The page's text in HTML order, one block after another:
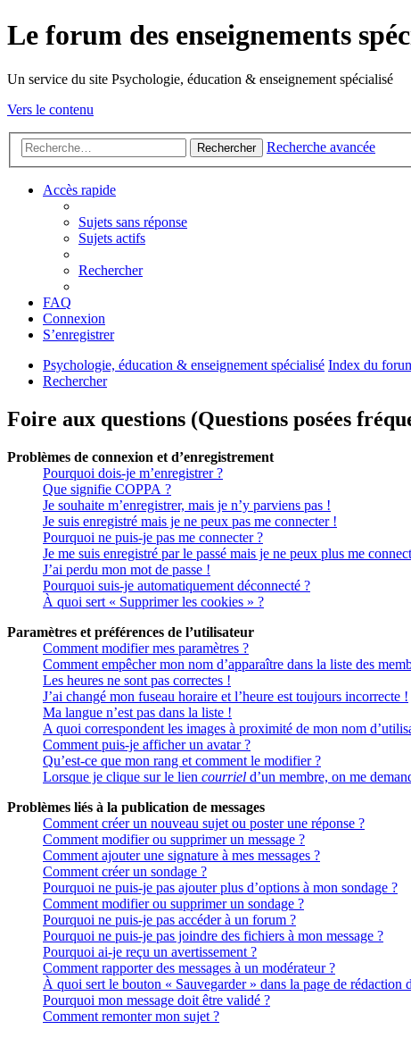
Le forum des enseignements
Un service du site Psychologie, éducation & enseignement spécialisé
Vers le contenu
Rechercher Recherche avancée
Accès rapide
Sujets sans réponse
Sujets actifs
Rechercher
FAQ
Connexion
S’enregistrer
Psychologie, éducation & enseignement spécialisé Index du
Rechercher
Foire aux questions (Questions posées
Problèmes de connexion et d’enregistrement
Pourquoi dois-je m’enregistrer ?
Que signifie COPPA ?
Je souhaite m’enregistrer, mais je n’y parviens pas !
Je suis enregistré mais je ne peux pas me connecter !
Pourquoi ne puis-je pas me connecter ?
Je me suis enregistré par le passé mais je ne peux plus me
J’ai perdu mon mot de passe !
Pourquoi suis-je automatiquement déconnecté ?
À quoi sert « Supprimer les cookies » ?
Paramètres et préférences de l’utilisateur
Comment modifier mes paramètres ?
Comment empêcher mon nom d’apparaître dans la liste des
Les heures ne sont pas correctes !
J’ai changé mon fuseau horaire et l’heure est toujours incorrecte !
Ma langue n’est pas dans la liste !
A quoi correspondent les images à proximité de mon nom
Comment puis-je afficher un avatar ?
Qu’est-ce que mon rang et comment le modifier ?
Lorsque je clique sur le lien courriel d’un membre, on me
Problèmes liés à la publication de messages
Comment créer un nouveau sujet ou poster une réponse ?
Comment modifier ou supprimer un message ?
Comment ajouter une signature à mes messages ?
Comment créer un sondage ?
Pourquoi ne puis-je pas ajouter plus d’options à mon sondage ?
Comment modifier ou supprimer un sondage ?
Pourquoi ne puis-je pas accéder à un forum ?
Pourquoi ne puis-je pas joindre des fichiers à mon message ?
Pourquoi ai-je reçu un avertissement ?
Comment rapporter des messages à un modérateur ?
À quoi sert le bouton « Sauvegarder » dans la page de rédaction
Pourquoi mon message doit être validé ?
Comment remonter mon sujet ?